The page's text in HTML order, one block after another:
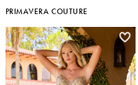
PRIMAVERA COUTURE